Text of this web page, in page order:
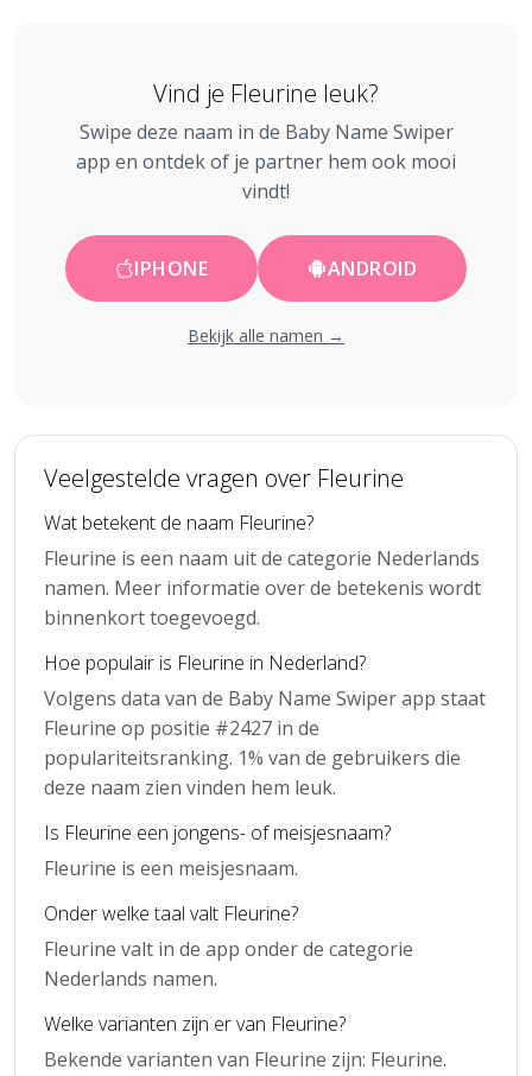
Vind je Fleurine leuk?
Swipe deze naam in de Baby Name Swiper
app en ontdek of je partner hem ook mooi
vindt!
IPHONE ANDROID
Bekijk alle namen →
Veelgestelde vragen over Fleurine
Wat betekent de naam Fleurine?
Fleurine is een naam uit de categorie Nederlands
namen. Meer informatie over de betekenis wordt
binnenkort toegevoegd.
Hoe populair is Fleurine in Nederland?
Volgens data van de Baby Name Swiper app staat
Fleurine op positie #2427 in de
populariteitsranking. 1% van de gebruikers die
deze naam zien vinden hem leuk.
Is Fleurine een jongens- of meisjesnaam?
Fleurine is een meisjesnaam.
Onder welke taal valt Fleurine?
Fleurine valt in de app onder de categorie
Nederlands namen.
Welke varianten zijn er van Fleurine?
Bekende varianten van Fleurine zijn: Fleurine.